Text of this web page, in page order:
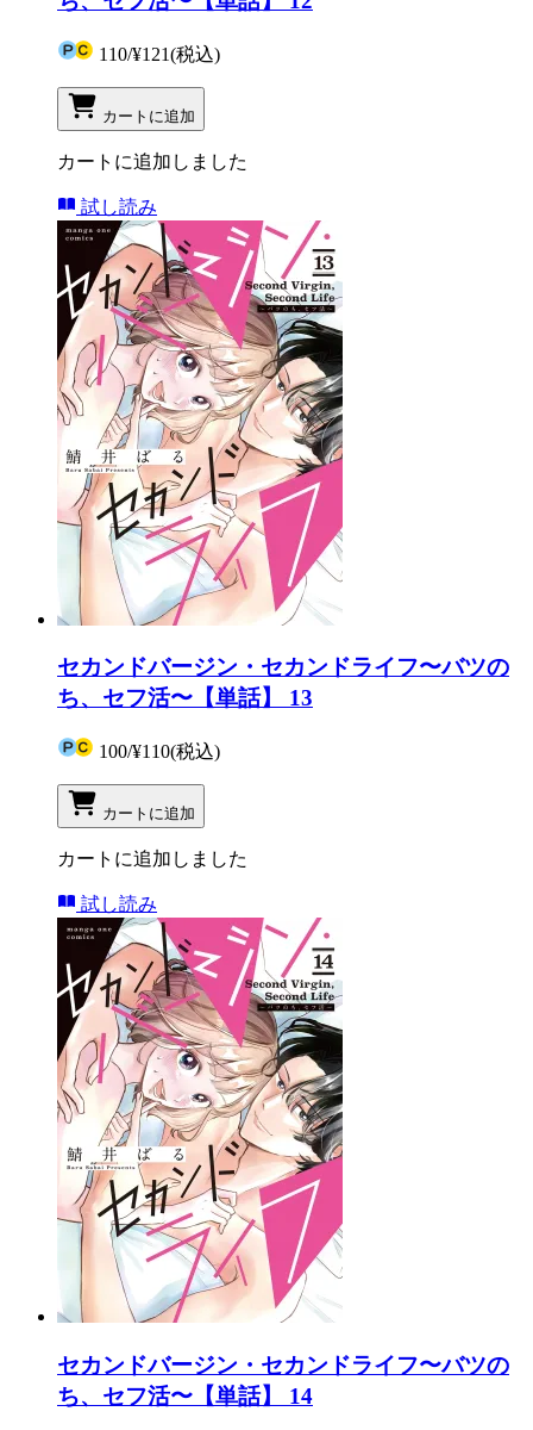
110/¥121(税込)
カートに追加
カートに追加しました
試し読み
セカンドバージン・セカンドライフ〜バツの
ち、セフ活〜【単話】 13
100/¥110(税込)
カートに追加
カートに追加しました
試し読み
セカンドバージン・セカンドライフ〜バツの
ち、セフ活〜【単話】 14